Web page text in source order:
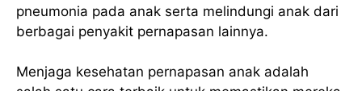
pneumonia pada anak serta melindungi anak dari
berbagai penyakit pernapasan lainnya.
Menjaga kesehatan pernapasan anak adalah